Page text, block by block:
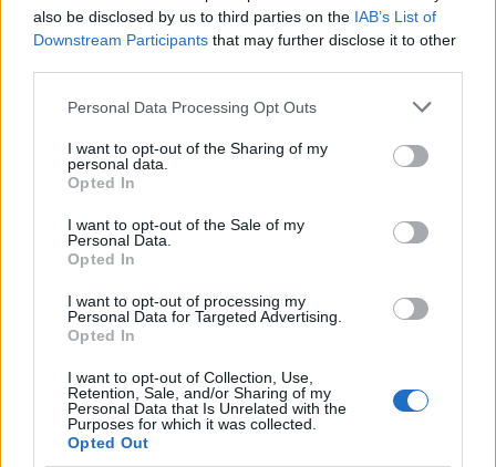
also be disclosed by us to third parties on the IAB’s List of
Downstream Participants that may further disclose it to other
Please note that this website/app uses one or more Google
not limited to your visit or usage behaviour. You may click to
grant or deny consent to Google and its third-party tags to
use your data for below specified purposes in below Google
consent section.
Personal Data Processing Opt Outs
I want to opt-out of the Sharing of my
personal data.
Opted In
I want to opt-out of the Sale of my
Personal Data.
Opted In
I want to opt-out of processing my
Personal Data for Targeted Advertising.
Opted In
I want to opt-out of Collection, Use,
Retention, Sale, and/or Sharing of my
Personal Data that Is Unrelated with the
Purposes for which it was collected.
Opted Out
Életem egyik legbizarrabb
gasztroélménye